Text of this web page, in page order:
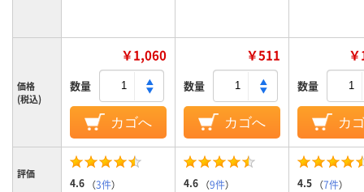
価格
(税込)
￥1,060
数量
カゴへ
￥511
数量
カゴへ
数量
カ
評価
4.6 （3件） 4.6 （9件） 4.5 （7件）